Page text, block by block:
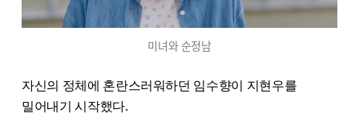
미녀와 순정남
자신의 정체에 혼란스러워하던 임수향이 지현우를
밀어내기 시작했다.